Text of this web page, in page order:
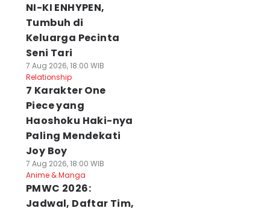
NI-KI ENHYPEN,
Tumbuh di
Keluarga Pecinta
Seni Tari
7 Aug 2026, 18:00 WIB
Relationship
7 Karakter One
Piece yang
Haoshoku Haki-nya
Paling Mendekati
Joy Boy
7 Aug 2026, 18:00 WIB
Anime & Manga
PMWC 2026:
Jadwal, Daftar Tim,